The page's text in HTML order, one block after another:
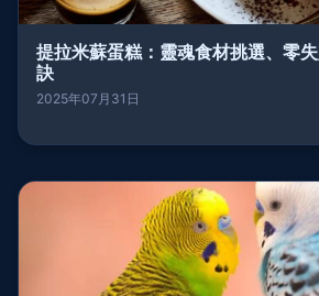
提拉米蘇蛋糕：靈魂食材挑選、零
訣
2025年07月31日